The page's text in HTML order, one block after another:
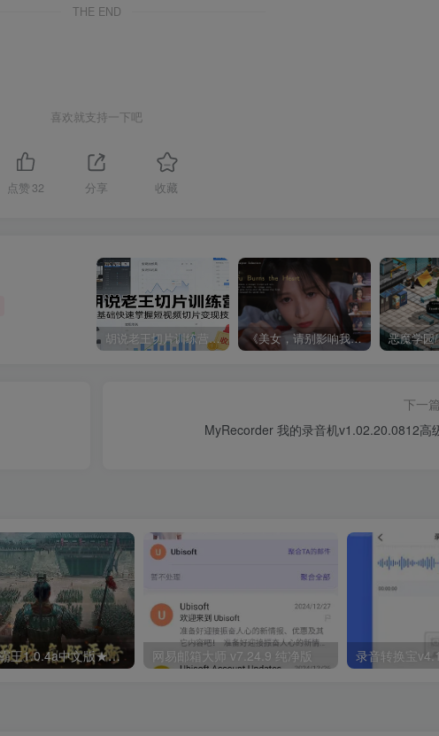
THE END
喜欢就支持一下吧
点赞 32 分享 收藏
胡说老王切片训练营，零基础快速掌握短视频切片变现技巧 《美女，请别影响我成仙全球版》中文版
下一
MyRecorder 我的录音机v1.02.20.0812高
三国乱世霸王1.0.4a中文版★精彩纷呈的三国题材SLG游戏 网易邮箱大师 v7.24.9 纯净版 录音转换宝